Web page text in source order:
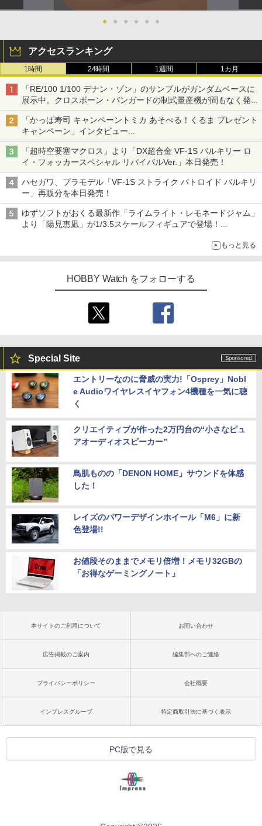
● ● ● ● ● ●
アクセスランキング
1時間 24時間 1週間 1カ月
「RE/100 1/100 デナン・ゾン」のサンプルがガンダムベースに
展示中。クロスボーン・バンガードの制式量産機が間もなく発送
【ガンダムベース撮り下ろし】
「かっぱ寿司 キャンペーントミカ あそべる！くるま プレゼント
キャンペーン」インタビュー
子どもが楽しめるかっぱ寿司ならではの体験とコラボの楽しさを
追求
「超時空要塞マクロス」より「DX超合金 VF-1S バルキリー ロ
イ・フォッカースペシャル リバイバルVer.」本日発売！
ハセガワ、プラモデル「VF-1S ストライク バトロイド バルキリ
ー」再販分を本日発売！
ゆずソフトがおくる最新作「ライムライト・レモネードジャム」
より「陽見恵凪」が1/3.5スケールフィギュアで登場！
もっと見る
HOBBY Watch をフォローする
Special Site
エントリーなのに脅威の実力!「Osprey」Nobl
e Audioワイヤレスイヤフォン4機種を一気に聴
く
クリエイティブが作った2万円台の“小さなピュ
アオーディオスピーカー”
鳥肌ものの「DENON HOME」サウンドを体感
した！
レイズのパワーデザインホイール「M6」に新
色登場!!
お値段そのままでメモリ倍増！メモリ32GBの
「お得なゲーミングノート」
本サイトのご利用について お問い合わせ
広告掲載のご案内 編集部へのご連絡
プライバシーポリシー 会社概要
インプレスグループ 特定商取引法に基づく表示
PC版で見る